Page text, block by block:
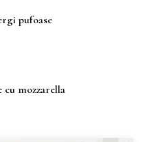
pufoase
cu mozzarella